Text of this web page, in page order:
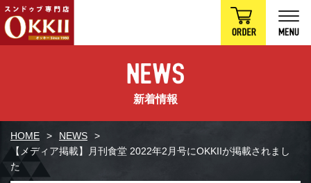
新着情報
HOME
NEWS
【メディア掲載】月刊食堂 2022年2月号にOKKIIが掲載されまし
た